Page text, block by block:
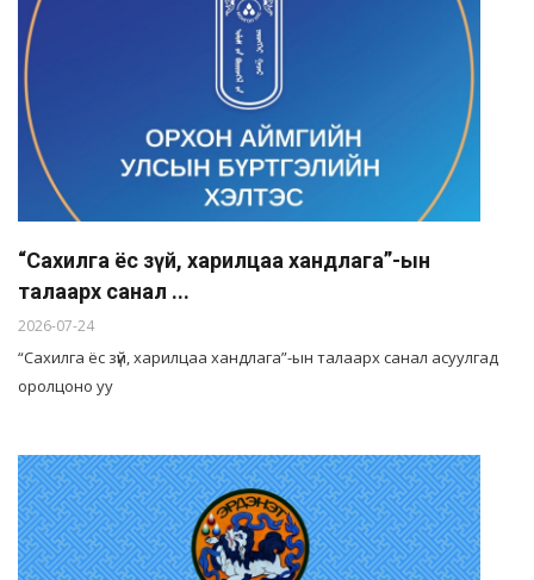
“Сахилга ёс зүй, харилцаа хандлага”-ын
талаарх санал ...
2026-07-24
“Сахилга ёс зүй, харилцаа хандлага”-ын талаарх санал асуулгад
оролцоно уу